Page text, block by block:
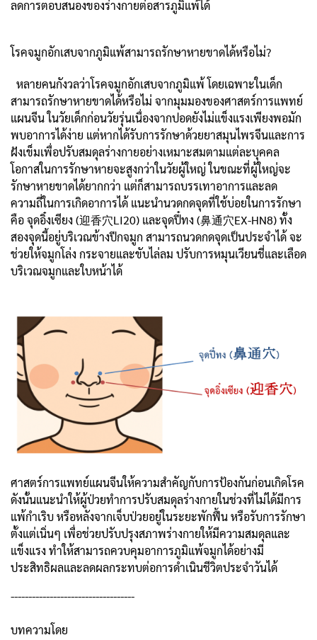
ลดการตอบสนองของร่างกายต่อสารภูมิแพ้ได้
โรคจมูกอักเสบจากภูมิแพ้สามารถรักษาหายขาดได้หรือไม่?
หลายคนกังวลว่าโรคจมูกอักเสบจากภูมิแพ้ โดยเฉพาะในเด็ก
สามารถรักษาหายขาดได้หรือไม่ จากมุมมองของศาสตร์การแพทย์
แผนจีน ในวัยเด็กก่อนวัยรุ่นเนื่องจากปอดยังไม่แข็งแรงเพียงพอมัก
พบอาการได้ง่าย แต่หากได้รับการรักษาด้วยยาสมุนไพรจีนและการ
ฝังเข็มเพื่อปรับสมดุลร่างกายอย่างเหมาะสมตามแต่ละบุคคล
โอกาสในการรักษาหายจะสูงกว่าในวัยผู้ใหญ่ ในขณะที่ผู้ใหญ่จะ
รักษาหายขาดได้ยากกว่า แต่ก็สามารถบรรเทาอาการและลด
ความถี่ในการเกิดอาการได้ แนะนำนวดกดจุดที่ใช้บ่อยในการรักษา
คือ จุดอิ๋งเซียง (迎香穴LI20) และจุดปี๋ทง (鼻通穴EX-HN8) ทั้ง
สองจุดนี้อยู่บริเวณข้างปีกจมูก สามารถนวดกดจุดเป็นประจำได้ จะ
ช่วยให้จมูกโล่ง กระจายและขับไล่ลม ปรับการหมุนเวียนชี่และเลือด
บริเวณจมูกและใบหน้าได้
ศาสตร์การแพทย์แผนจีนให้ความสำคัญกับการป้องกันก่อนเกิดโรค
ดังนั้นแนะนำให้ผู้ป่วยทำการปรับสมดุลร่างกายในช่วงที่ไม่ได้มีการ
แพ้กำเริบ หรือหลังจากเจ็บป่วยอยู่ในระยะพักฟื้น หรือรับการรักษา
ตั้งแต่เนิ่นๆ เพื่อช่วยปรับปรุงสภาพร่างกายให้มีความสมดุลและ
แข็งแรง ทำให้สามารถควบคุมอาการภูมิแพ้จมูกได้อย่างมี
ประสิทธิผลและลดผลกระทบต่อการดำเนินชีวิตประจำวันได้
-----------------------------------
บทความโดย